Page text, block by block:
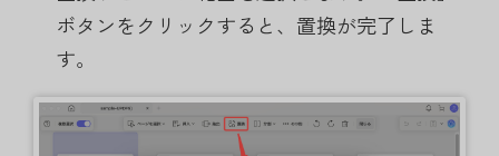
ボタンをクリックすると、置換が完了しま
す。